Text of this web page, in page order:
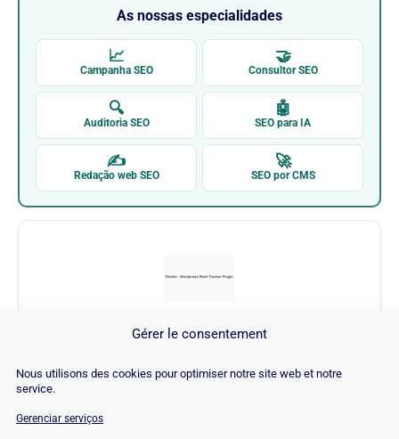
Gérer le consentement
Nous utilisons des cookies pour optimiser notre site web et notre
service.
Gerenciar serviços
As nossas especialidades
📈
Campanha SEO
🤝
Consultor SEO
🔍
Auditoria SEO
🤖
SEO para IA
✍
Redação web SEO
🚀
SEO por CMS